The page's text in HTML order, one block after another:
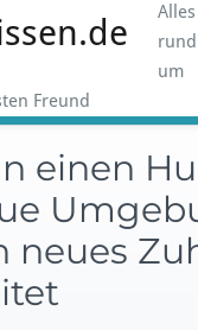
Alles
rund
um
Freund
einen
neues